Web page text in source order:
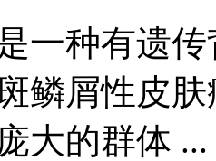
一种有遗
鳞屑性皮
大的群体 ...